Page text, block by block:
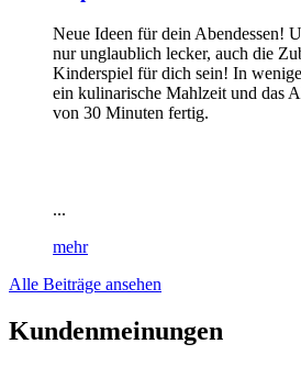
Neue Ideen für dein Abendessen!
nur unglaublich lecker, auch die
Kinderspiel für dich sein! In
ein kulinarische Mahlzeit und das
von 30 Minuten fertig.
...
mehr
Alle Beiträge ansehen
Kundenmeinungen